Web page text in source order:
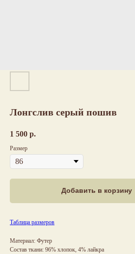
Лонгслив серый пошив
1 500 р.
Размер
Добавить в корзину
Таблица размеров
Материал: Футер
Состав ткани: 96% хлопок, 4% лайкра